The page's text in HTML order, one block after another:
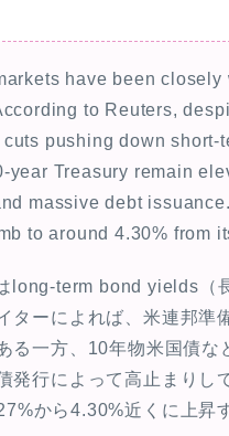
have been
to Reuters,
pushing down short-
year Treasury remain
massive debt
to around 4.30% from
long-term bond yields（
ターによれば、米連邦準
る一方、10年物米国債な
発行によって高止まりし
から4.30%近くに上昇